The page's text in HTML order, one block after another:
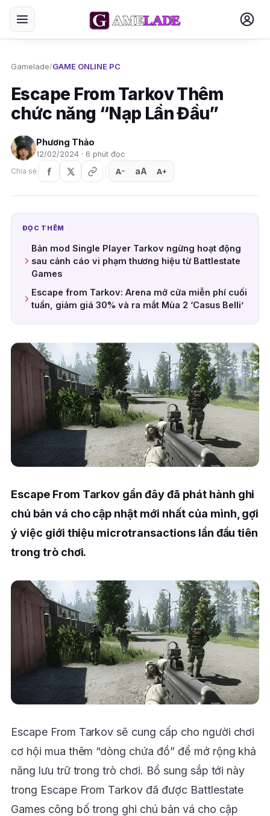
Gamelade/GAME ONLINE PC
Escape From Tarkov Thêm
chức năng “Nạp Lần Đầu”
Phương Thảo
12/02/2024 · 6 phút đọc
Chia sẻ
A− aA A+
ĐỌC THÊM
Bản mod Single Player Tarkov ngừng hoạt động
sau cảnh cáo vi phạm thương hiệu từ Battlestate
Games
Escape from Tarkov: Arena mở cửa miễn phí cuối
tuần, giảm giá 30% và ra mắt Mùa 2 ‘Casus Belli’
Escape From Tarkov gần đây đã phát hành ghi
chú bản vá cho cập nhật mới nhất của mình, gợi
ý việc giới thiệu microtransactions lần đầu tiên
trong trò chơi.
Escape From Tarkov sẽ cung cấp cho người chơi
cơ hội mua thêm “dòng chứa đồ” để mở rộng khả
năng lưu trữ trong trò chơi. Bổ sung sắp tới này
trong Escape From Tarkov đã được Battlestate
Games công bố trong ghi chú bản vá cho cập